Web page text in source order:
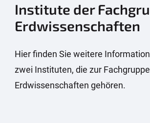
Institute der
Erdwissenschaften
Hier finden Sie weitere
zwei Instituten, die zur Fachgruppe
Erdwissenschaften gehören.